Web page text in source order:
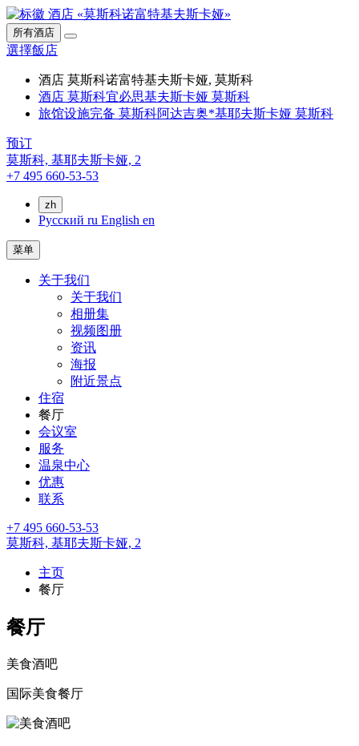
所有酒店
選擇飯店
酒店 莫斯科诺富特基夫斯卡娅, 莫斯科
酒店 莫斯科宜必思基夫斯卡娅 莫斯科
旅馆设施完备 莫斯科阿达吉奥*基耶夫斯卡娅 莫斯科
预订
莫斯科, 基耶夫斯卡娅, 2
+7 495 660-53-53
zh
Русский ru English en
菜单
关于我们
关于我们
相册集
视频图册
资讯
海报
附近景点
住宿
餐厅
会议室
服务
温泉中心
优惠
联系
+7 495 660-53-53
莫斯科, 基耶夫斯卡娅, 2
主页
餐厅
餐厅
美食酒吧
国际美食餐厅